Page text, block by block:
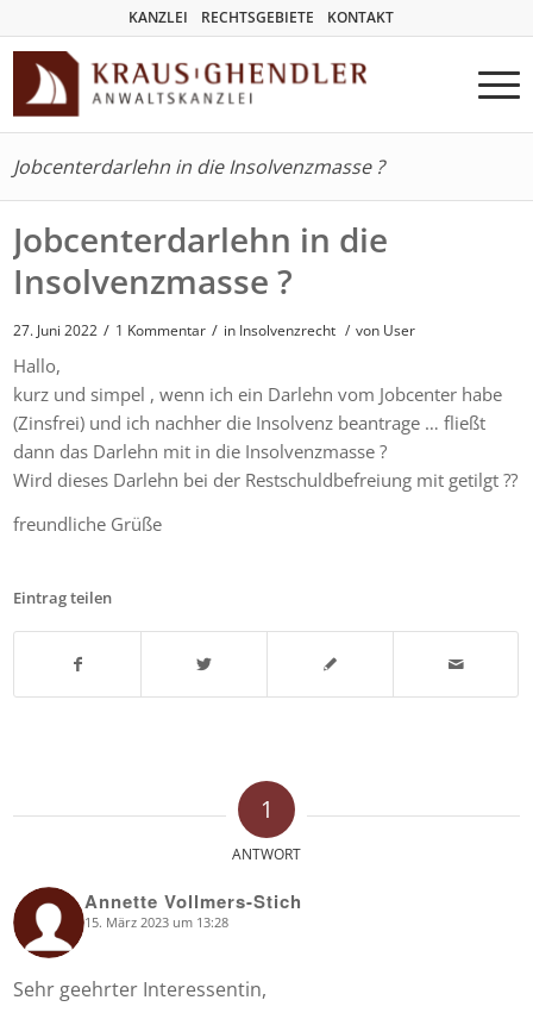
KANZLEI RECHTSGEBIETE KONTAKT
Jobcenterdarlehn in die Insolvenzmasse ?
Jobcenterdarlehn in die
Insolvenzmasse ?
27. Juni 2022 / 1 Kommentar / in Insolvenzrecht / von User
Hallo,
kurz und simpel , wenn ich ein Darlehn vom Jobcenter habe
(Zinsfrei) und ich nachher die Insolvenz beantrage … fließt
dann das Darlehn mit in die Insolvenzmasse ?
Wird dieses Darlehn bei der Restschuldbefreiung mit getilgt ??
freundliche Grüße
Eintrag teilen
1
ANTWORT
Annette Vollmers-Stich
says: 15. März 2023 um 13:28
Sehr geehrter Interessentin,